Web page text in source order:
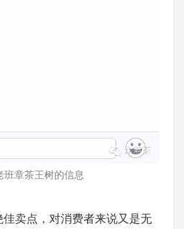
班章茶王树的信息
卖点，对消费者来说又是无